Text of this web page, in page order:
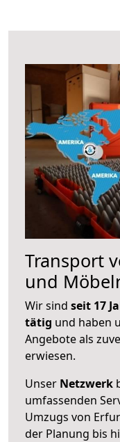
Transport
und
Wir sind seit 17
tätig und haben
Angebote als
erwiesen.
Unser Netzwerk
umfassenden
Umzugs von
der Planung bis